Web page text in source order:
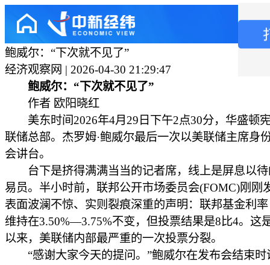
鲍威尔：“下次就不见了”
经济观察网 | 2026-04-30 21:29:47
鲍威尔：“下次就不见了”
作者 欧阳晓红
美东时间2026年4月29日下午2点30分，华盛顿
联储总部。杰罗姆·鲍威尔最后一次以美联储主席身
会讲台。
台下是挤得满满当当的记者席，线上是屏息以待
易员。半小时前，联邦公开市场委员会(FOMC)刚刚
表面波澜不惊、实则裂痕深重的声明：联邦基金利
维持在3.50%—3.75%不变，但投票结果是8比4。这
以来，美联储内部最严重的一次投票分裂。
“感谢大家今天的提问。”鲍威尔在发布会结束时